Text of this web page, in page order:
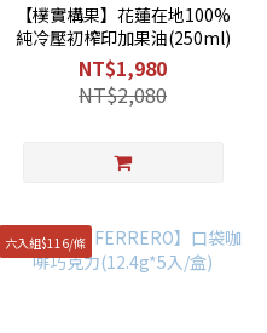
【樸實構果】花蓮在地100%
純冷壓初榨印加果油(250ml)
NT$1,980
NT$2,080
六入組$116/條